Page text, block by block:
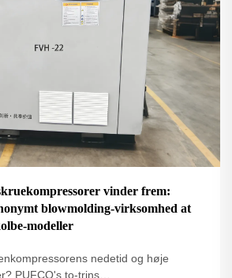
vinder frem:
blowmolding-virksomhed at
modeller
nedetid og høje
PUFCO's to-trins